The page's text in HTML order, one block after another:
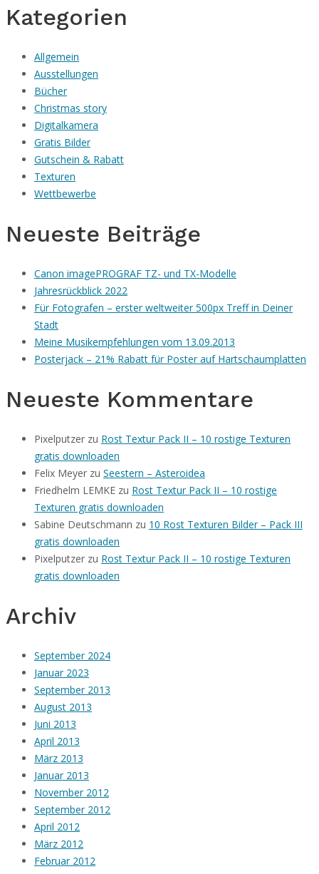
Kategorien
Allgemein
Ausstellungen
Bücher
Christmas story
Digitalkamera
Gratis Bilder
Gutschein & Rabatt
Texturen
Wettbewerbe
Neueste Beiträge
Canon imagePROGRAF TZ- und TX-Modelle
Jahresrückblick 2022
Für Fotografen – erster weltweiter 500px Treff in Deiner
Stadt
Meine Musikempfehlungen vom 13.09.2013
Posterjack – 21% Rabatt für Poster auf Hartschaumplatten
Neueste Kommentare
Pixelputzer zu Rost Textur Pack II – 10 rostige Texturen
gratis downloaden
Felix Meyer zu Seestern – Asteroidea
Friedhelm LEMKE zu Rost Textur Pack II – 10 rostige
Texturen gratis downloaden
Sabine Deutschmann zu 10 Rost Texturen Bilder – Pack III
gratis downloaden
Pixelputzer zu Rost Textur Pack II – 10 rostige Texturen
gratis downloaden
Archiv
September 2024
Januar 2023
September 2013
August 2013
Juni 2013
April 2013
März 2013
Januar 2013
November 2012
September 2012
April 2012
März 2012
Februar 2012